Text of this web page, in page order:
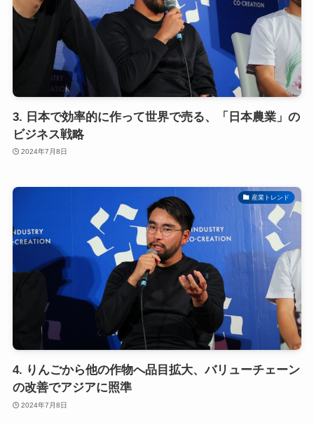
3. 日本で効率的に作って世界で売る、「日本農業」の
ビジネス戦略
2024年7月8日
産業トレンド
4. りんごから他の作物へ品目拡大、バリューチェーン
の改善でアジアに照準
2024年7月8日